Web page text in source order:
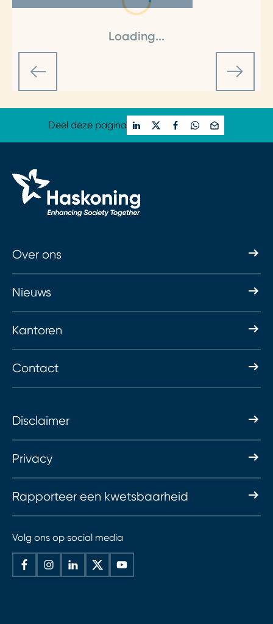
Loading...
Deel deze pagina
Over ons
Nieuws
Kantoren
Contact
Disclaimer
Privacy
Rapporteer een kwetsbaarheid
Volg ons op social media